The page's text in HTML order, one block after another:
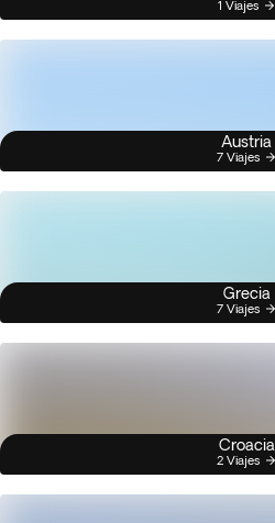
1 Viajes
Austria
7 Viajes
Grecia
7 Viajes
Croacia
2 Viajes